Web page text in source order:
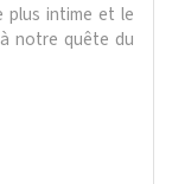
plus intime et le
notre quête du